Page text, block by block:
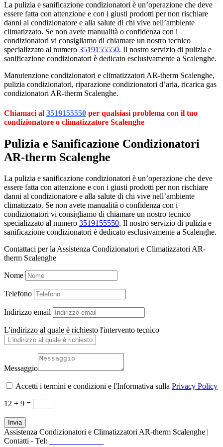
La pulizia e sanificazione condizionatori è un’operazione che deve
essere fatta con attenzione e con i giusti prodotti per non rischiare
danni al condizionatore e alla salute di chi vive nell’ambiente
climatizzato. Se non avete manualità o confidenza con i
condizionatori vi consigliamo di chiamare un nostro tecnico
specializzato al numero 3519155550. Il nostro servizio di pulizia e
sanificazione condizionatori è dedicato esclusivamente a Scalenghe.
Manutenzione condizionatori e climatizzatori AR-therm Scalenghe,
pulizia condizionatori, riparazione condizionatori d’aria, ricarica gas
condizionatori AR-therm Scalenghe.
Chiamaci al 3519155550 per qualsiasi problema con il tuo
condizionatore o climatizzatore Scalenghe
Pulizia e Sanificazione Condizionatori
AR-therm Scalenghe
La pulizia e sanificazione condizionatori è un’operazione che deve
essere fatta con attenzione e con i giusti prodotti per non rischiare
danni al condizionatore e alla salute di chi vive nell’ambiente
climatizzato. Se non avete manualità o confidenza con i
condizionatori vi consigliamo di chiamare un nostro tecnico
specializzato al numero 3519155550. Il nostro servizio di pulizia e
sanificazione condizionatori è dedicato esclusivamente a Scalenghe.
Contattaci per la Assistenza Condizionatori e Climatizzatori AR-
therm Scalenghe
Nome
Telefono
Indirizzo email
L'indirizzo al quale è richiesto l'intervento tecnico
Messaggio
Accetti i termini e condizioni e l'Informativa sulla Privacy Policy
12 + 9 =
Invia
Assistenza Condizionatori e Climatizzatori AR-therm Scalenghe |
Contatti - Tel: